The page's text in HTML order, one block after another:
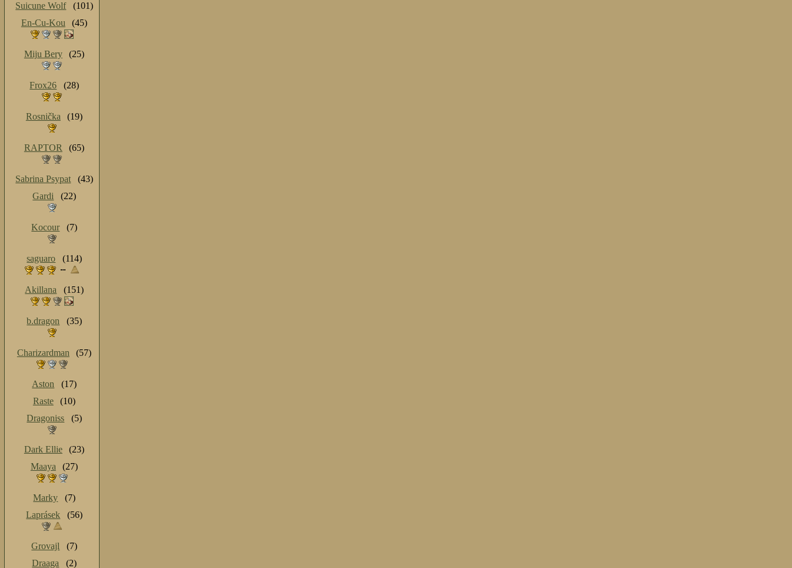
Suicune Wolf
(101)
En-Cu-Kou
(45)
Miju Bery (25)
Frox26 (28)
Rosnička (19)
RAPTOR (65)
Sabrina Psypat
(43)
Gardi
(22)
Kocour (7)
saguaro (114)
Akillana (151)
b.dragon (35)
Charizardman (57)
Aston
(17)
Raste
(10)
Dragoniss
(5)
Dark Ellie
(23)
Maaya
(27)
Marky
(7)
Laprásek
(56)
Grovajl
(7)
Draaga
(2)